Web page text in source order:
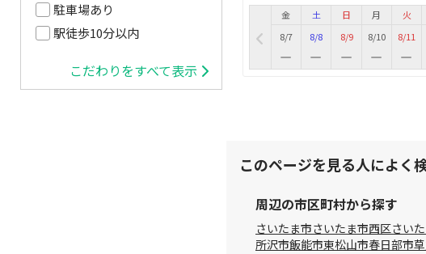
駅徒歩10分以内
駐車場あり
こだわりをすべて表示
金
8/7
土
8/8
日
8/9
月
8/10
火
8/11
このページを見る人によく
周辺の市区町村から探す
さいたま市さいたま市西区さい
所沢市飯能市東松山市春日部市